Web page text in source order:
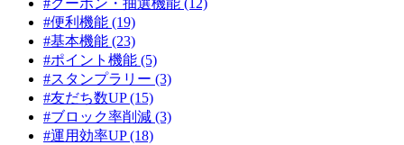
#便利機能 (19)
#基本機能 (23)
#ポイント機能 (5)
#スタンプラリー (3)
#友だち数UP (15)
#ブロック率削減 (3)
#運用効率UP (18)